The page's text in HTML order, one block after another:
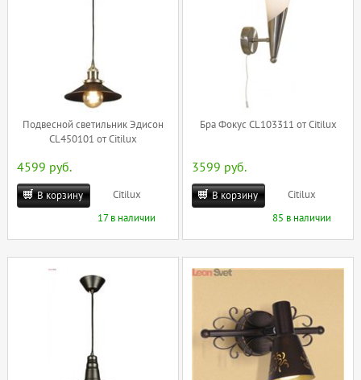
Подвесной светильник Эдисон
CL450101 от Citilux
4599 руб.
В корзину
Citilux
17 в наличии
Бра Фокус CL103311 от Citilux
3599 руб.
В корзину
Citilux
85 в наличии